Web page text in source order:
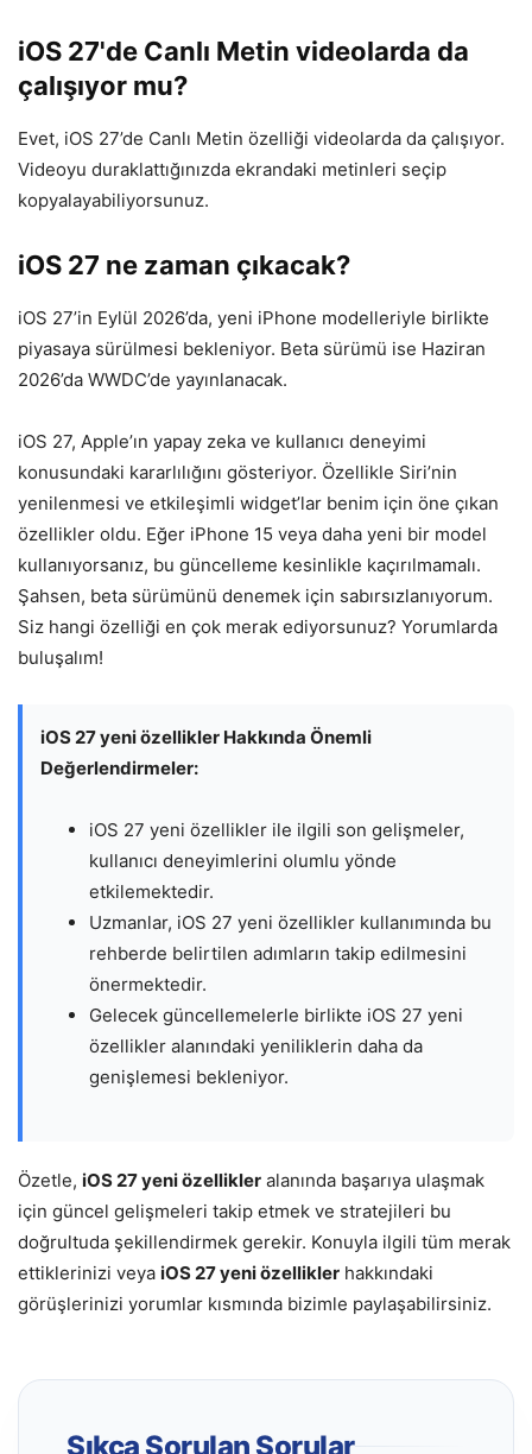
iOS 27'de Canlı Metin videolarda da
çalışıyor mu?
Evet, iOS 27’de Canlı Metin özelliği videolarda da çalışıyor.
Videoyu duraklattığınızda ekrandaki metinleri seçip
kopyalayabiliyorsunuz.
iOS 27 ne zaman çıkacak?
iOS 27’in Eylül 2026’da, yeni iPhone modelleriyle birlikte
piyasaya sürülmesi bekleniyor. Beta sürümü ise Haziran
2026’da WWDC’de yayınlanacak.
iOS 27, Apple’ın yapay zeka ve kullanıcı deneyimi
konusundaki kararlılığını gösteriyor. Özellikle Siri’nin
yenilenmesi ve etkileşimli widget’lar benim için öne çıkan
özellikler oldu. Eğer iPhone 15 veya daha yeni bir model
kullanıyorsanız, bu güncelleme kesinlikle kaçırılmamalı.
Şahsen, beta sürümünü denemek için sabırsızlanıyorum.
Siz hangi özelliği en çok merak ediyorsunuz? Yorumlarda
buluşalım!
iOS 27 yeni özellikler Hakkında Önemli
Değerlendirmeler:
iOS 27 yeni özellikler ile ilgili son gelişmeler,
kullanıcı deneyimlerini olumlu yönde
etkilemektedir.
Uzmanlar, iOS 27 yeni özellikler kullanımında bu
rehberde belirtilen adımların takip edilmesini
önermektedir.
Gelecek güncellemelerle birlikte iOS 27 yeni
özellikler alanındaki yeniliklerin daha da
genişlemesi bekleniyor.
Özetle, iOS 27 yeni özellikler alanında başarıya ulaşmak
için güncel gelişmeleri takip etmek ve stratejileri bu
doğrultuda şekillendirmek gerekir. Konuyla ilgili tüm merak
ettiklerinizi veya iOS 27 yeni özellikler hakkındaki
görüşlerinizi yorumlar kısmında bizimle paylaşabilirsiniz.
Sıkça Sorulan Sorular